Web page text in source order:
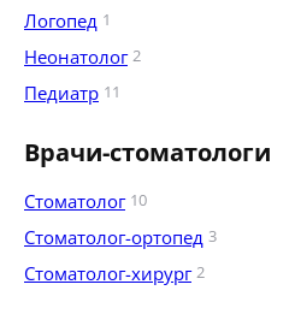
Логопед 1
Неонатолог 2
Педиатр 11
Врачи-стоматологи
Стоматолог 10
Стоматолог-ортопед 3
Стоматолог-хирург 2